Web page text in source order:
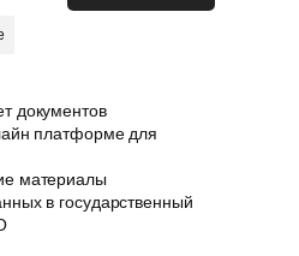
документов
платформе для
материалы
в государственный